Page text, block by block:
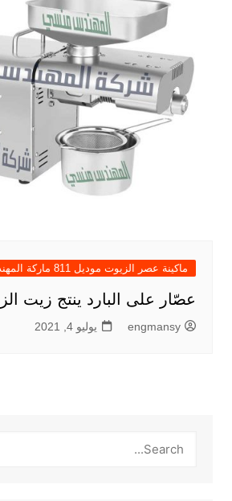
ماكينة عصر الزيوت موديل 811 ماركة المهندس منسي
عصّار على البارد ينتج زيت
engmansy يوليو 4, 2021